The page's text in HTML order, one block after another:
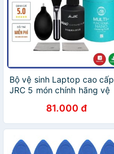
Bộ vệ sinh Laptop cao cấp
JRC 5 món chính hãng vệ
ảnh, Màn hình máy tính
81.000 đ